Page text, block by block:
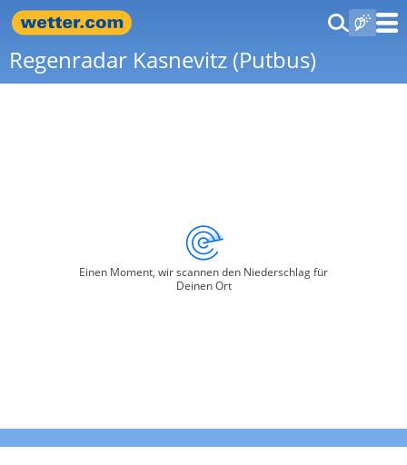
Regenradar Kasnevitz (Putbus)
Einen Moment, wir scannen den Niederschlag für
Deinen Ort